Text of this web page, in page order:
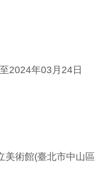
2024年03月24日
美術館(臺北市中山區